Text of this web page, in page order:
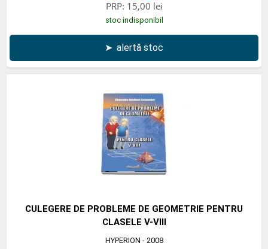
PRP: 15,00 lei
stoc indisponibil
➤ alertă stoc
CULEGERE DE PROBLEME DE GEOMETRIE PENTRU
CLASELE V-VIII
HYPERION - 2008